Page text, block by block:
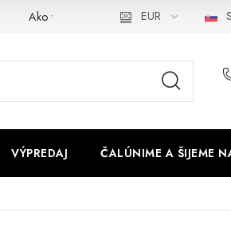
Ako využíváme cookies Ochrana
EUR
VÝPREDAJ ČALÚNIME A ŠIJEME